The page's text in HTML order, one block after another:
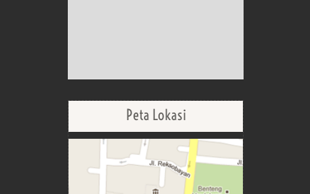
Peta Lokasi